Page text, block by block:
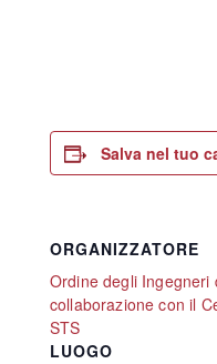
Salva nel tuo
LUOGO
ORGANIZZATORE
Ordine degli Ingegneri
collaborazione con il
STS